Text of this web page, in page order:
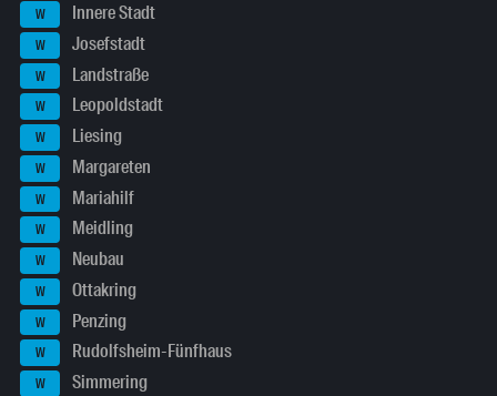
W Innere Stadt
W Josefstadt
W Landstraße
W Leopoldstadt
W Liesing
W Margareten
W Mariahilf
W Meidling
W Neubau
W Ottakring
W Penzing
W Rudolfsheim-Fünfhaus
W Simmering